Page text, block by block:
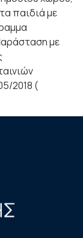
παιδιά με
με
2018 (